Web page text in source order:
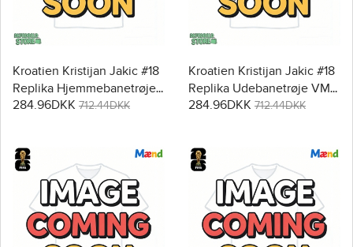
Kroatien Kristijan Jakic #18
Replika Hjemmebanetrøje
VM 2026 Kortærmet
284.96DKK 712.44DKK
Kroatien Kristijan Jakic #18
Replika Udebanetrøje VM
2026 Kortærmet
284.96DKK 712.44DKK